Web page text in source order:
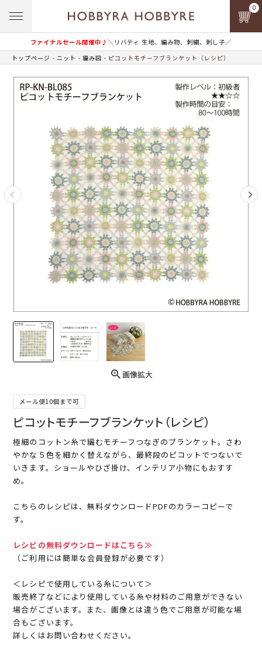
ファイナルセール開催中♪＼リバティ 生地、編み物、刺繍、刺し子／
0
トップページ ニット 編み図 ピコットモチーフブランケット（レシピ）
画像拡大
メール便10個まで可
ピコットモチーフブランケット（レシピ）
極細のコットン糸で編むモチーフつなぎのブランケット。さわ
やかな５色を細かく替えながら、最終段のピコットでつないで
いきます。ショールやひざ掛け、インテリア小物にもおすす
め。
こちらのレシピは、無料ダウンロードPDFのカラーコピーで
す。
レシピの無料ダウンロードはこちら≫
（ご利用には簡単な会員登録が必要です）
＜レシピで使用している糸について＞
販売終了などにより使用している糸や材料のご用意ができない
場合がございます。また、画像とは違う色でご用意が可能な場
合もございます。
詳しくはお問い合わせください。